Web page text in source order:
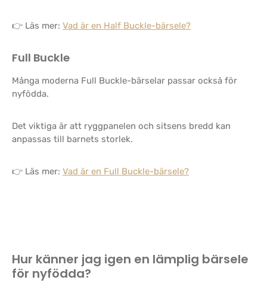
👉 Läs mer: Vad är en Half Buckle-bärsele?
Full Buckle
Många moderna Full Buckle-bärselar passar också för
nyfödda.
Det viktiga är att ryggpanelen och sitsens bredd kan
anpassas till barnets storlek.
👉 Läs mer: Vad är en Full Buckle-bärsele?
Hur känner jag igen en lämplig bärsele
för nyfödda?